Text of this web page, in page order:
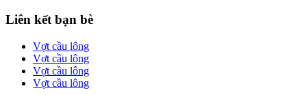
Liên kết bạn bè
Vợt cầu lông
Vợt cầu lông
Vợt cầu lông
Vợt cầu lông